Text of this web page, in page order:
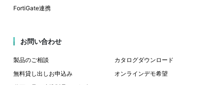
FortiGate連携
お問い合わせ
製品のご相談
カタログダウンロード
無料貸し出しお申込み
オンラインデモ希望